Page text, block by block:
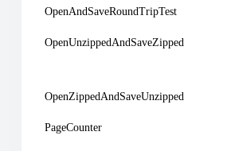
OpenAndSaveRoundTripTest
OpenUnzippedAndSaveZipped
OpenZippedAndSaveUnzipped
PageCounter